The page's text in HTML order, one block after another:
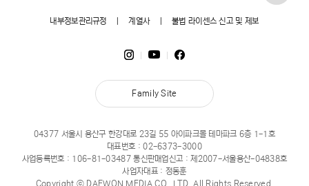
내부정보관리규정 |계열사|불법 라이센스 신고 및 제보
Family Site
04377 서울시 용산구 한강대로 23길 55 아이파크몰 테마파크 6층 1-1호
대표번호 :02-6373-3000
사업등록번호 : 106-81-03487 통신판매업신고 : 제2007-서울용산-04838호
사업자대표 : 정동훈
Copyright ⓒ DAEWON MEDIA CO., LTD. All Rights Reserved.